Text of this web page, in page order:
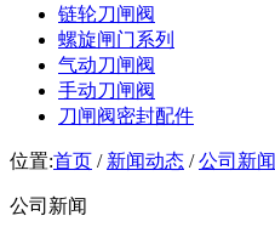
链轮刀闸阀
螺旋闸门系列
气动刀闸阀
手动刀闸阀
刀闸阀密封配件
位置:首页 / 新闻动态 /公司新闻
公司新闻